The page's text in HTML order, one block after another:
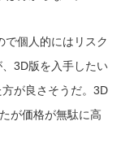
で個人的にはリスク
3D版を入手したい
が良さそうだ。3D
が価格が無駄に高